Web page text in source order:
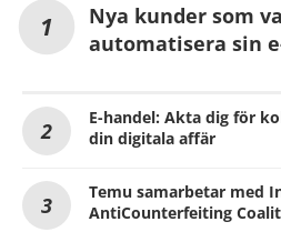
Nya kunder som
automatisera sin
E-handel: Akta dig för
din digitala affär
Temu samarbetar med
AntiCounterfeiting